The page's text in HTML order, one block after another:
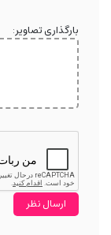
بارگذاری تصاویر: